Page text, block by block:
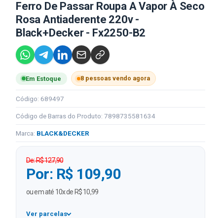
Ferro De Passar Roupa A Vapor À Seco
Rosa Antiaderente 220v -
Black+Decker - Fx2250-B2
Em Estoque 8 pessoas vendo agora
Código: 689497
Código de Barras do Produto: 7898735581634
Marca: BLACK&DECKER
De: R$ 127,90
Por: R$ 109,90
ou em até 10x de R$ 10,99
Ver parcelas